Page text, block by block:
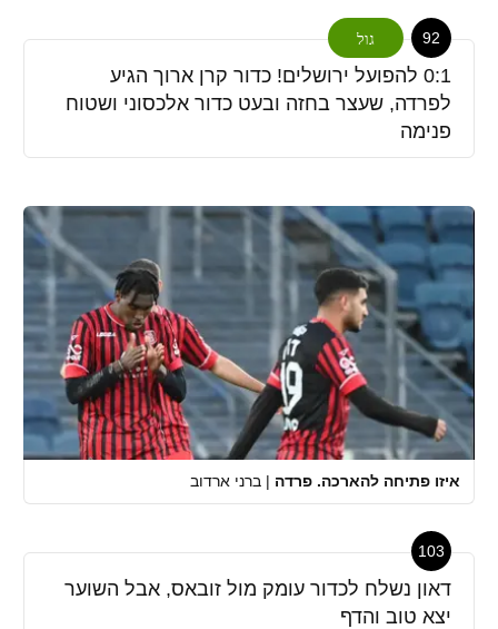
92 גול
0:1 להפועל ירושלים! כדור קרן ארוך הגיע
לפרדה, שעצר בחזה ובעט כדור אלכסוני ושטוח
פנימה
איזו פתיחה להארכה. פרדה | ברני ארדוב
103
דאון נשלח לכדור עומק מול זובאס, אבל השוער
יצא טוב והדף